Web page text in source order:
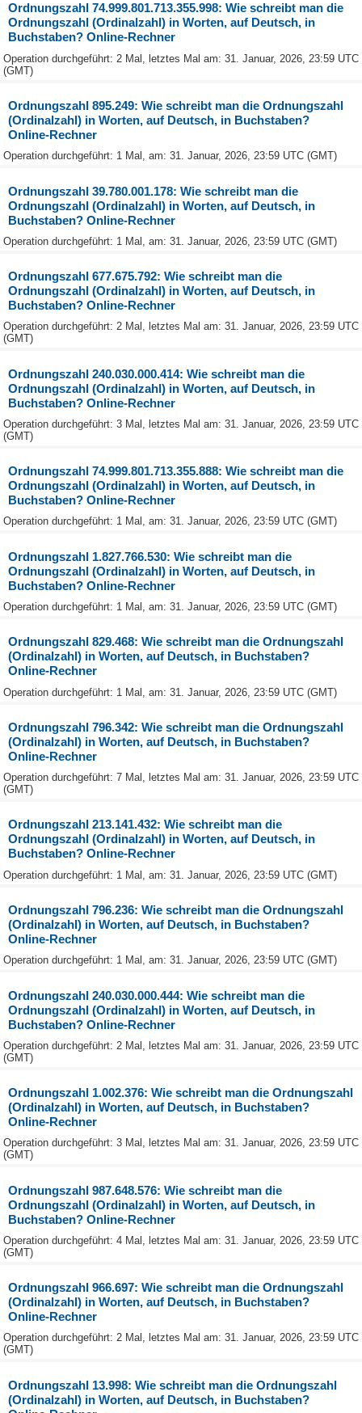
Ordnungszahl 74.999.801.713.355.998: Wie schreibt man die
Ordnungszahl (Ordinalzahl) in Worten, auf Deutsch, in
Buchstaben? Online-Rechner
Operation durchgeführt: 2 Mal, letztes Mal am: 31. Januar, 2026, 23:59 UTC
(GMT)
Ordnungszahl 895.249: Wie schreibt man die Ordnungszahl
(Ordinalzahl) in Worten, auf Deutsch, in Buchstaben?
Online-Rechner
Operation durchgeführt: 1 Mal, am: 31. Januar, 2026, 23:59 UTC (GMT)
Ordnungszahl 39.780.001.178: Wie schreibt man die
Ordnungszahl (Ordinalzahl) in Worten, auf Deutsch, in
Buchstaben? Online-Rechner
Operation durchgeführt: 1 Mal, am: 31. Januar, 2026, 23:59 UTC (GMT)
Ordnungszahl 677.675.792: Wie schreibt man die
Ordnungszahl (Ordinalzahl) in Worten, auf Deutsch, in
Buchstaben? Online-Rechner
Operation durchgeführt: 2 Mal, letztes Mal am: 31. Januar, 2026, 23:59 UTC
(GMT)
Ordnungszahl 240.030.000.414: Wie schreibt man die
Ordnungszahl (Ordinalzahl) in Worten, auf Deutsch, in
Buchstaben? Online-Rechner
Operation durchgeführt: 3 Mal, letztes Mal am: 31. Januar, 2026, 23:59 UTC
(GMT)
Ordnungszahl 74.999.801.713.355.888: Wie schreibt man die
Ordnungszahl (Ordinalzahl) in Worten, auf Deutsch, in
Buchstaben? Online-Rechner
Operation durchgeführt: 1 Mal, am: 31. Januar, 2026, 23:59 UTC (GMT)
Ordnungszahl 1.827.766.530: Wie schreibt man die
Ordnungszahl (Ordinalzahl) in Worten, auf Deutsch, in
Buchstaben? Online-Rechner
Operation durchgeführt: 1 Mal, am: 31. Januar, 2026, 23:59 UTC (GMT)
Ordnungszahl 829.468: Wie schreibt man die Ordnungszahl
(Ordinalzahl) in Worten, auf Deutsch, in Buchstaben?
Online-Rechner
Operation durchgeführt: 1 Mal, am: 31. Januar, 2026, 23:59 UTC (GMT)
Ordnungszahl 796.342: Wie schreibt man die Ordnungszahl
(Ordinalzahl) in Worten, auf Deutsch, in Buchstaben?
Online-Rechner
Operation durchgeführt: 7 Mal, letztes Mal am: 31. Januar, 2026, 23:59 UTC
(GMT)
Ordnungszahl 213.141.432: Wie schreibt man die
Ordnungszahl (Ordinalzahl) in Worten, auf Deutsch, in
Buchstaben? Online-Rechner
Operation durchgeführt: 1 Mal, am: 31. Januar, 2026, 23:59 UTC (GMT)
Ordnungszahl 796.236: Wie schreibt man die Ordnungszahl
(Ordinalzahl) in Worten, auf Deutsch, in Buchstaben?
Online-Rechner
Operation durchgeführt: 1 Mal, am: 31. Januar, 2026, 23:59 UTC (GMT)
Ordnungszahl 240.030.000.444: Wie schreibt man die
Ordnungszahl (Ordinalzahl) in Worten, auf Deutsch, in
Buchstaben? Online-Rechner
Operation durchgeführt: 2 Mal, letztes Mal am: 31. Januar, 2026, 23:59 UTC
(GMT)
Ordnungszahl 1.002.376: Wie schreibt man die Ordnungszahl
(Ordinalzahl) in Worten, auf Deutsch, in Buchstaben?
Online-Rechner
Operation durchgeführt: 3 Mal, letztes Mal am: 31. Januar, 2026, 23:59 UTC
(GMT)
Ordnungszahl 987.648.576: Wie schreibt man die
Ordnungszahl (Ordinalzahl) in Worten, auf Deutsch, in
Buchstaben? Online-Rechner
Operation durchgeführt: 4 Mal, letztes Mal am: 31. Januar, 2026, 23:59 UTC
(GMT)
Ordnungszahl 966.697: Wie schreibt man die Ordnungszahl
(Ordinalzahl) in Worten, auf Deutsch, in Buchstaben?
Online-Rechner
Operation durchgeführt: 2 Mal, letztes Mal am: 31. Januar, 2026, 23:59 UTC
(GMT)
Ordnungszahl 13.998: Wie schreibt man die Ordnungszahl
(Ordinalzahl) in Worten, auf Deutsch, in Buchstaben?